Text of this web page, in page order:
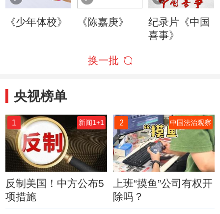
《少年体校》 《陈嘉庚》
纪录片《中国
喜事》
换一批
央视榜单
1 新闻1+1
反制美国！中方公布5
项措施
2 中国法治观察
上班“摸鱼”公司有权开
除吗？